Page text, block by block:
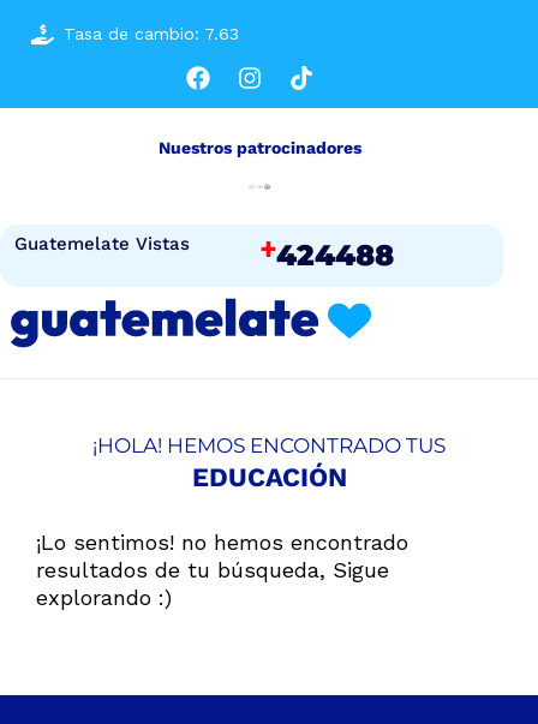
Tasa de cambio: 7.63
Guatemelate Vistas +424488
Nuestros patrocinadores
¡Lo sentimos! no hemos encontrado
resultados de tu búsqueda, Sigue
explorando :)
¡HOLA! HEMOS ENCONTRADO TUS
EDUCACIÓN